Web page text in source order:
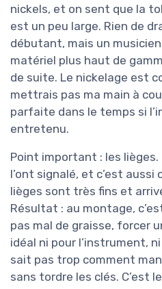
nickels, et on sent que la
est un peu large. Rien de
débutant, mais un
matériel plus haut de
de suite. Le nickelage est
mettrais pas ma main à
parfaite dans le temps si
entretenu.
Point important : les lièges.
l’ont signalé, et c’est aussi
lièges sont très fins et
Résultat : au montage,
pas mal de graisse, forcer
idéal ni pour l’instrument,
sait pas trop comment
sans tordre les clés. C’est